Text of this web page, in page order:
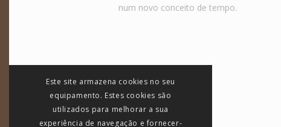
num novo conceito de tempo.
Este site armazena cookies no seu
equipamento. Estes cookies são
utilizados para melhorar a sua
experiência de navegação e fornecer-